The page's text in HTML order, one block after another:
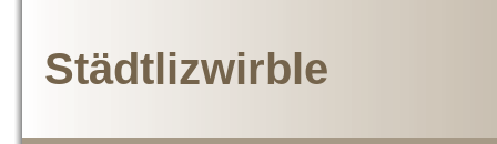
Städtlizwirble